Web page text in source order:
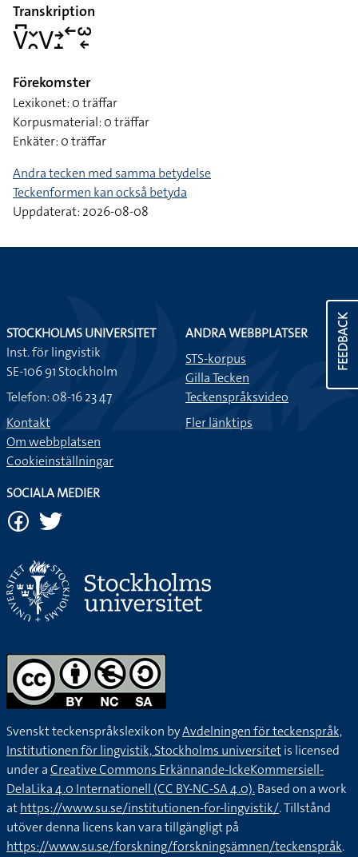
Transkription
􌤭􌥚􌥖􌥘􌤭􌥔􌤸􌥢􌥱􌦈
Förekomster
Lexikonet: 0 träffar
Korpusmaterial: 0 träffar
Enkäter: 0 träffar
Andra tecken med samma betydelse
Teckenformen kan också betyda
Uppdaterat: 2026-08-08
FEEDBACK
STOCKHOLMS UNIVERSITET
Inst. för lingvistik
SE-106 91 Stockholm
Telefon: 08-16 23 47
Kontakt
Om webbplatsen
Cookieinställningar
ANDRA WEBBPLATSER
STS-korpus
Gilla Tecken
Teckenspråksvideo
Fler länktips
SOCIALA MEDIER
Svenskt teckenspråkslexikon byAvdelningen för teckenspråk,
Institutionen för lingvistik, Stockholms universitetis licensed
under aCreative Commons Erkännande-IckeKommersiell-
DelaLika 4.0 Internationell (CC BY-NC-SA 4.0).Based on a work
athttps://www.su.se/institutionen-for-lingvistik/. Tillstånd
utöver denna licens kan vara tillgängligt på
https://www.su.se/forskning/forskningsämnen/teckenspråk.